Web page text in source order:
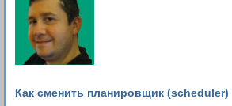
Как сменить планировщик (scheduler)